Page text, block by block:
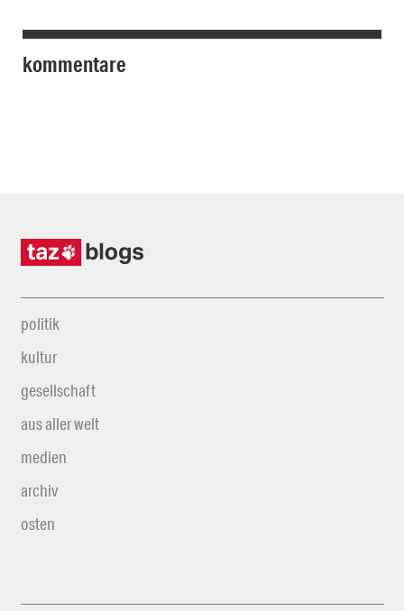
kommentare
politik
kultur
gesellschaft
aus aller welt
medien
archiv
osten